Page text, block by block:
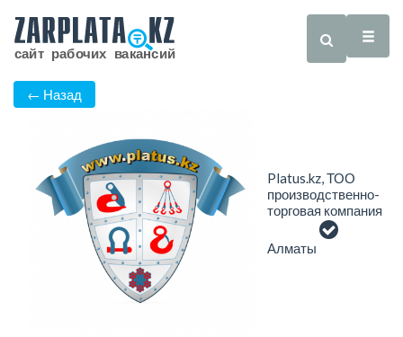
← Назад
Platus.kz, ТОО
производственно-
торговая компания
Алматы